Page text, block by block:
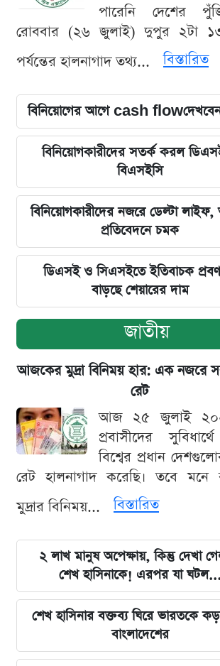
পারেনি দেশের
রোববার (২৬ জুলাই) দুপুর ২টা
পর্যন্তের হালনাগাদ তথ্য...
বিস্তারিত
বিনিয়োগের আগে cash
বিনিয়োগকারীদের সতর্ক করল
বিএসইসি
বিনিয়োগকারীদের নজরে ডেল্টা লাইফ,
প্রতিবেদনে চমক
ডিএসই ও সিএসইতে ইতিবাচক
বাড়ছে শেয়ারের দাম
জাতীয়
আজকের মুদ্রা বিনিময় হার: এক নজরে
রেট
আজ ২৫ জুলাই
প্রবাসীদের
বিশ্বের প্রধান
রেট হালনাগাদ করেছি। তবে মনে
মুদ্রার বিনিময়...
বিস্তারিত
২ লাখ মানুষ অপেক্ষায়, কিন্তু দেখা
শেখ হাসিনাকে! এরপর যা ঘটল...
শেখ হাসিনার বক্তব্য ঘিরে ভারতকে কড়া
বাংলাদেশের